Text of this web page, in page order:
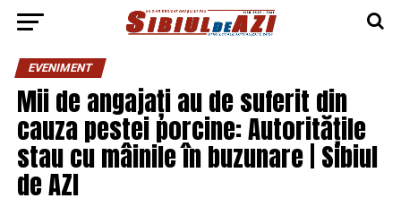
EVENIMENT
Mii de angajați au de suferit din
cauza pestei porcine: Autoritățile
stau cu mâinile în buzunare | Sibiul
de AZI